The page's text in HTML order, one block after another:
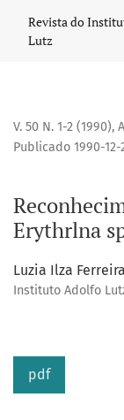
Revista do
Lutz
V. 50 N. 1-2 (1990),
Erythrlna
Publicado 1990-12-
Luzia Ilza
Instituto Adolfo
pdf